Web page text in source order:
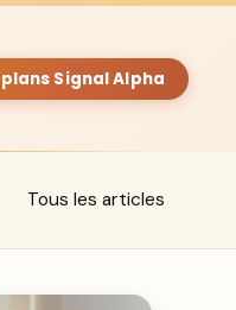
Signal Alpha
Tous les articles